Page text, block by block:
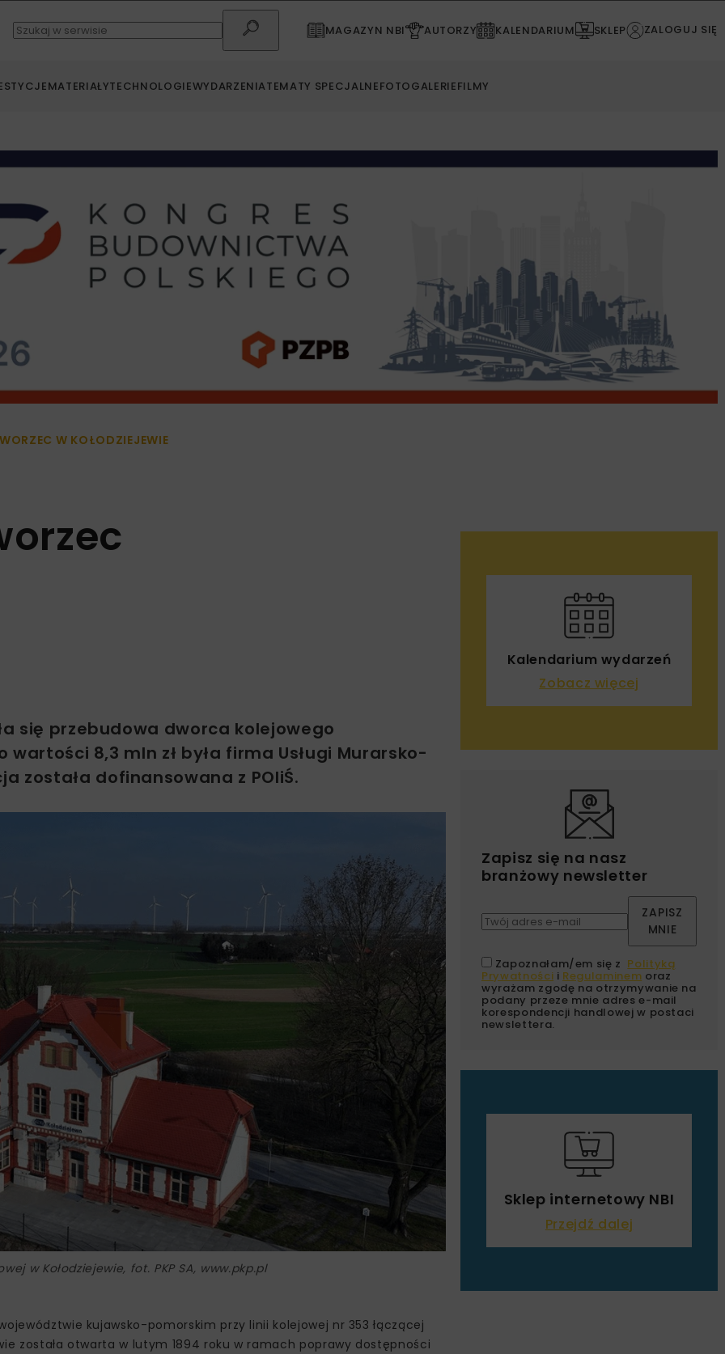
MAGAZYN NBI AUTORZY KALENDARIUM SKLEP ZALOGUJ SIĘ
MATERIAŁYTECHNOLOGIEWYDARZENIATEMATY SPECJALNEFOTOGALERIEFILMY
W KOŁODZIEJEWIE
się przebudowa dworca kolejowego
8,3 mln zł była firma Usługi Murarsko-
została dofinansowana z POIiŚ.
w Kołodziejewie, fot. PKP SA, www.pkp.pl
kujawsko-pomorskim przy linii kolejowej nr 353 łączącej
została otwarta w lutym 1894 roku w ramach poprawy dostępności
Kalendarium wydarzeń
Zobacz więcej
Zapisz się na nasz
branżowy newsletter
ZAPISZ
MNIE
Zapoznałam/em się z Polityką
Prywatności i Regulaminem oraz
wyrażam zgodę na otrzymywanie na
podany przeze mnie adres e-mail
korespondencji handlowej w postaci
newslettera.
Sklep internetowy NBI
Przejdź dalej